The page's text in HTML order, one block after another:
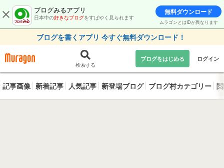
ブログみるアプリ
日本中の好きなブログをすばやく見られます
無料ダウンロード
ムラゴンとはIDが異なります
ブログを書くアプリ 今すぐ無料ダウンロード！
検索する
ブログをはじめる ログイン
記事画像 新着記事 人気記事 新登場ブログ ブログ村カテゴリー